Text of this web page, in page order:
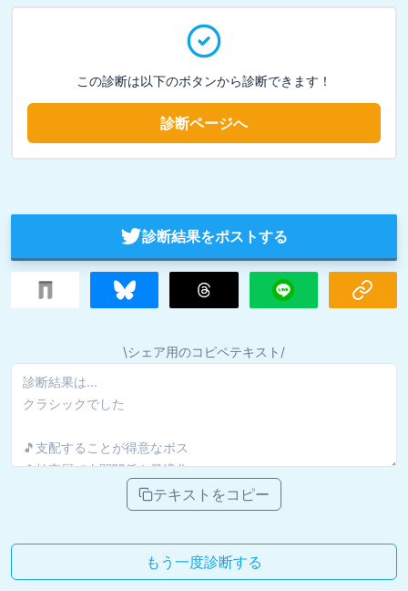
この診断は以下のボタンから診断できます！
診断ページへ
診断結果をポストする
\シェア用のコピペテキスト/
テキストをコピー
もう一度診断する